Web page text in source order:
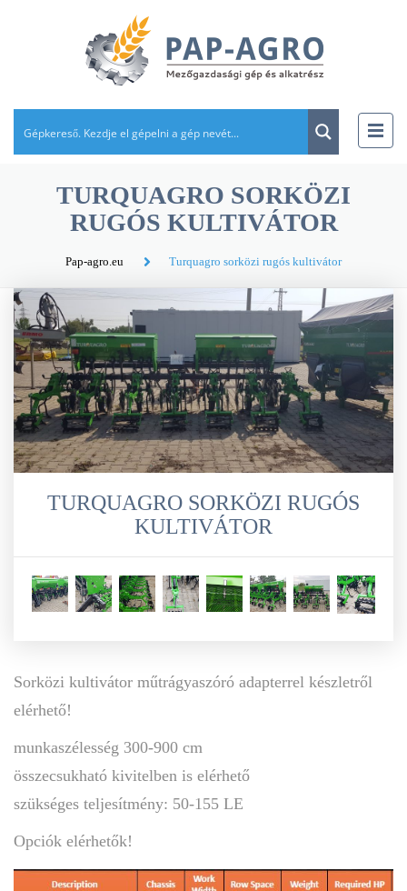
TURQUAGRO SORKÖZI
RUGÓS KULTIVÁTOR
Pap-agro.eu Turquagro sorközi rugós kultivátor
TURQUAGRO SORKÖZI RUGÓS
KULTIVÁTOR
Sorközi kultivátor műtrágyaszóró adapterrel készletről
elérhető!
munkaszélesség 300-900 cm
összecsukható kivitelben is elérhető
szükséges teljesítmény: 50-155 LE
Opciók elérhetők!